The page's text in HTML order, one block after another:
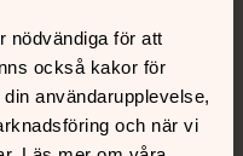
nödvändiga för att
också kakor för
användarupplevelse,
och när vi